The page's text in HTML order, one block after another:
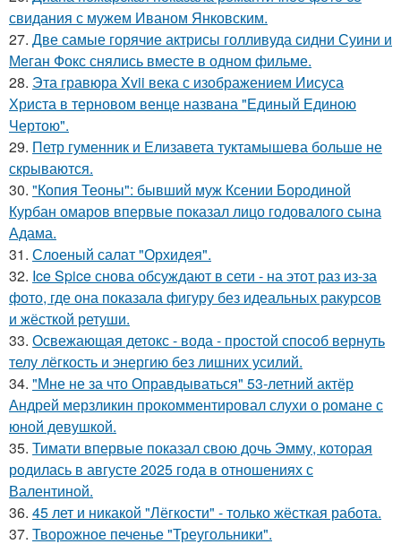
свидания с мужем Иваном Янковским.
27. Две самые горячие актрисы голливуда сидни Суини и
Меган Фокс снялись вместе в одном фильме.
28. Эта гравюра Xvii века с изображением Иисуса
Христа в терновом венце названа "Единый Единою
Чертою".
29. Петр гуменник и Елизавета туктамышева больше не
скрываются.
30. "Копия Теоны": бывший муж Ксении Бородиной
Курбан омаров впервые показал лицо годовалого сына
Адама.
31. Слоеный салат "Орхидея".
32. Ice Spice снова обсуждают в сети - на этот раз из-за
фото, где она показала фигуру без идеальных ракурсов
и жёсткой ретуши.
33. Освежающая детокс - вода - простой способ вернуть
телу лёгкость и энергию без лишних усилий.
34. "Мне не за что Оправдываться" 53-летний актёр
Андрей мерзликин прокомментировал слухи о романе с
юной девушкой.
35. Тимати впервые показал свою дочь Эмму, которая
родилась в августе 2025 года в отношениях с
Валентиной.
36. 45 лет и никакой "Лёгкости" - только жёсткая работа.
37. Творожное печенье "Треугольники".